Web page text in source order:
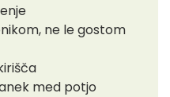
ne le gostom
med potjo